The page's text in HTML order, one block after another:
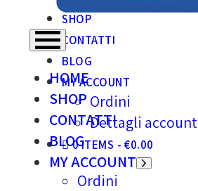
SHOP
CONTATTI
BLOG
MY ACCOUNT
Ordini
Dettagli account
0 ITEMS €0.00
HOME
SHOP
CONTATTI
BLOG
MY ACCOUNT
Ordini